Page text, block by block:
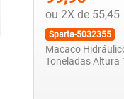
ou 2X de 55,45
Sparta-5032355
Macaco
Toneladas Altura